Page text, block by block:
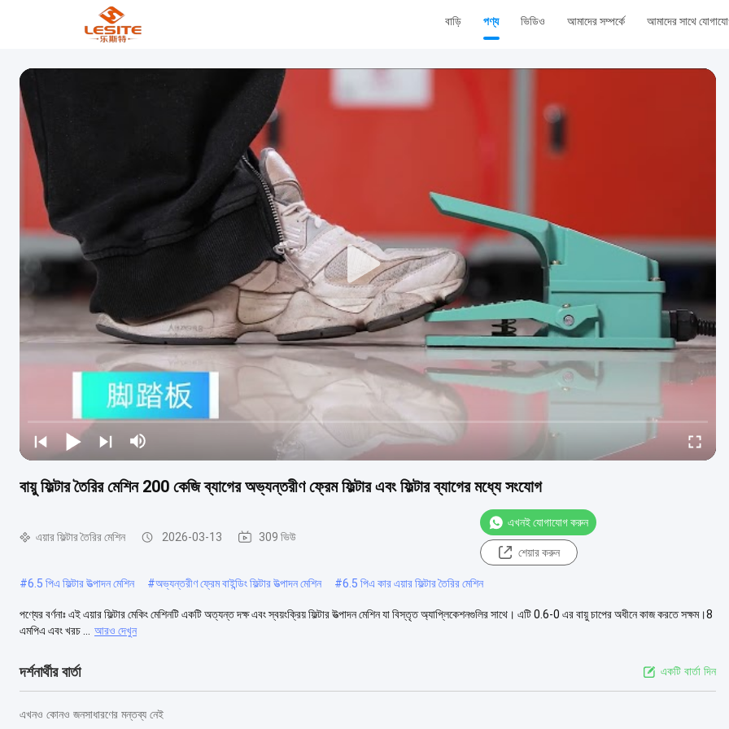
বাড়ি পণ্য ভিডিও আমাদের সম্পর্কে আমাদের সাথে
বায়ু ফিল্টার তৈরির মেশিন 200 কেজি ব্যাগের অভ্যন্তরীণ ফ্রেম ফিল্টার এবং ফিল্টার ব্যাগের মধ্যে সংযোগ
এয়ার ফিল্টার তৈরির মেশিন 2026-03-13 309 ভিউ
এখনই যোগাযোগ করুন
শেয়ার করুন
#6.5 পিএ ফিল্টার উত্পাদন মেশিন #অভ্যন্তরীণ ফ্রেম বাইন্ডিং ফিল্টার উত্পাদন মেশিন #6.5 পিএ কার এয়ার ফিল্টার তৈরির মেশিন
পণ্যের বর্ণনাঃ এই এয়ার ফিল্টার মেকিং মেশিনটি একটি অত্যন্ত দক্ষ এবং স্বয়ংক্রিয় ফিল্টার উত্পাদন মেশিন যা বিস্তৃত অ্যাপ্লিকেশনগুলির সাথে। এটি 0.6-0 এর বায়ু চাপের অধীনে কাজ করতে সক্ষম।8
এমপিএ এবং খরচ ...
আরও দেখুন
দর্শনার্থীর বার্তা একটি বার্তা দিন
এখনও কোনও জনসাধারণের মন্তব্য নেই